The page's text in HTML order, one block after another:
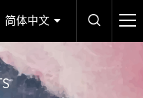
简体中文